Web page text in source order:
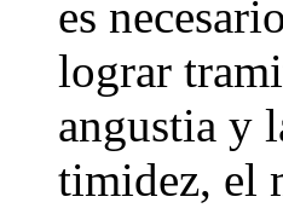
es
lograr
angustia y
timidez, el